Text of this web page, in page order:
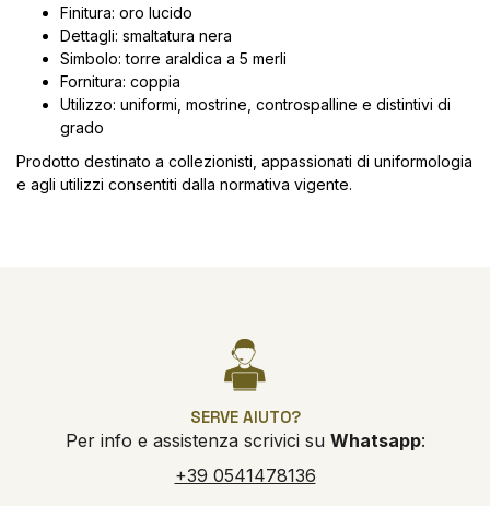
Finitura: oro lucido
Dettagli: smaltatura nera
Simbolo: torre araldica a 5 merli
Fornitura: coppia
Utilizzo: uniformi, mostrine, controspalline e distintivi di
grado
Prodotto destinato a collezionisti, appassionati di uniformologia
e agli utilizzi consentiti dalla normativa vigente.
SERVE AIUTO?
Per info e assistenza scrivici su Whatsapp:
+39 0541478136